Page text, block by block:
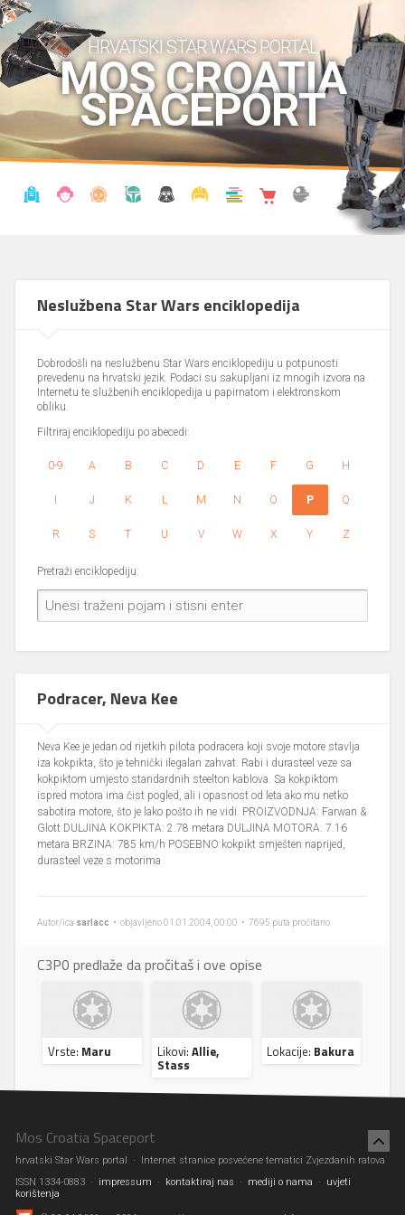
HRVATSKI STAR WARS PORTAL
MOS CROATIA
SPACEPORT
Neslužbena Star Wars enciklopedija
Dobrodošli na neslužbenu Star Wars enciklopediju u potpunosti
prevedenu na hrvatski jezik. Podaci su sakupljani iz mnogih izvora na
Internetu te službenih enciklopedija u papirnatom i elektronskom
obliku.
Filtriraj enciklopediju po abecedi:
0-9 A B C D E F G H
I J K L M N O P Q
R S T U V W X Y Z
Pretraži enciklopediju:
Podracer, Neva Kee
Neva Kee je jedan od rijetkih pilota podracera koji svoje motore stavlja
iza kokpikta, što je tehnički ilegalan zahvat. Rabi i durasteel veze sa
kokpiktom umjesto standardnih steelton kablova. Sa kokpiktom
ispred motora ima čist pogled, ali i opasnost od leta ako mu netko
sabotira motore, što je lako pošto ih ne vidi. PROIZVODNJA: Farwan &
Glott DULJINA KOKPIKTA: 2.78 metara DULJINA MOTORA: 7.16
metara BRZINA: 785 km/h POSEBNO:kokpikt smješten naprijed,
durasteel veze s motorima
Autor/ica sarlacc • objavljeno 01.01.2004, 00:00 • 7695 puta pročitano
C3P0 predlaže da pročitaš i ove opise
Vrste: Maru Likovi: Allie,
Stass
Lokacije: Bakura
Mos Croatia Spaceport
hrvatski Star Wars portal · Internet stranice posvećene tematici Zvjezdanih ratova
ISSN 1334-0883 ·
impressum · kontaktiraj nas · mediji o nama ·
uvjeti
korištenja